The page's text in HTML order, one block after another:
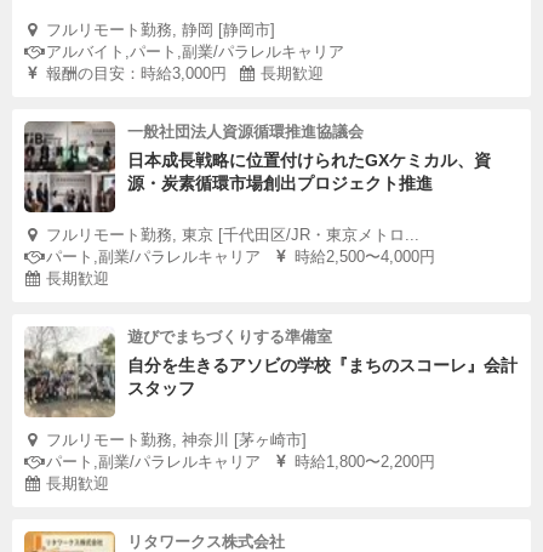
フルリモート勤務, 静岡 [静岡市]
アルバイト,パート,副業/パラレルキャリア
報酬の目安：時給3,000円
長期歓迎
一般社団法人資源循環推進協議会
日本成長戦略に位置付けられたGXケミカル、資
源・炭素循環市場創出プロジェクト推進
フルリモート勤務, 東京 [千代田区/JR・東京メトロ...
パート,副業/パラレルキャリア
時給2,500〜4,000円
長期歓迎
遊びでまちづくりする準備室
自分を生きるアソビの学校『まちのスコーレ』会計
スタッフ
フルリモート勤務, 神奈川 [茅ヶ崎市]
パート,副業/パラレルキャリア
時給1,800〜2,200円
長期歓迎
リタワークス株式会社